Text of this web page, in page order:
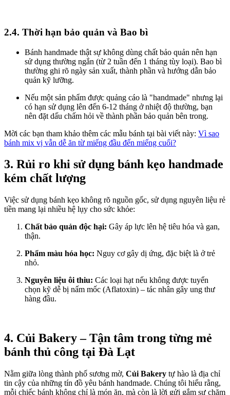
2.4. Thời hạn bảo quản và Bao bì
Bánh handmade thật sự không dùng chất bảo quản nên hạn
sử dụng thường ngắn (từ 2 tuần đến 1 tháng tùy loại). Bao bì
thường ghi rõ ngày sản xuất, thành phần và hướng dẫn bảo
quản kỹ lưỡng.
Nếu một sản phẩm được quảng cáo là "handmade" nhưng lại
có hạn sử dụng lên đến 6-12 tháng ở nhiệt độ thường, bạn
nên đặt dấu chấm hỏi về thành phần bảo quản bên trong.
Mời các bạn tham khảo thêm các mẫu bánh tại bài viết này: Vì sao
bánh mix vị vẫn dễ ăn từ miếng đầu đến miếng cuối?
3. Rủi ro khi sử dụng bánh kẹo handmade
kém chất lượng
Việc sử dụng bánh kẹo không rõ nguồn gốc, sử dụng nguyên liệu rẻ
tiền mang lại nhiều hệ lụy cho sức khỏe:
Chất bảo quản độc hại: Gây áp lực lên hệ tiêu hóa và gan,
thận.
Phẩm màu hóa học: Nguy cơ gây dị ứng, đặc biệt là ở trẻ
nhỏ.
Nguyên liệu ôi thiu: Các loại hạt nếu không được tuyển
chọn kỹ dễ bị nấm mốc (Aflatoxin) – tác nhân gây ung thư
hàng đầu.
4. Củi Bakery – Tận tâm trong từng mẻ
bánh thủ công tại Đà Lạt
Nằm giữa lòng thành phố sương mờ, Củi Bakery tự hào là địa chỉ
tin cậy của những tín đồ yêu bánh handmade. Chúng tôi hiểu rằng,
mỗi chiếc bánh không chỉ là món ăn, mà còn là lời gửi gắm sự chăm